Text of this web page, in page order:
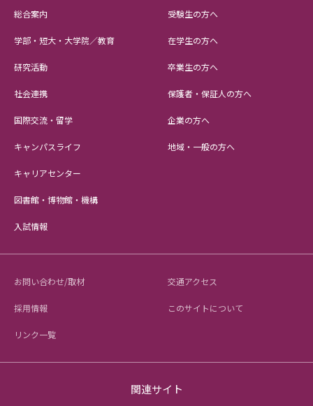
総合案内
学部・短大・大学院／教育
研究活動
社会連携
国際交流・留学
キャンパスライフ
キャリアセンター
図書館・博物館・機構
入試情報
受験生の方へ
在学生の方へ
卒業生の方へ
保護者・保証人の方へ
企業の方へ
地域・一般の方へ
お問い合わせ/取材 交通アクセス
採用情報 このサイトについて
リンク一覧
関連サイト